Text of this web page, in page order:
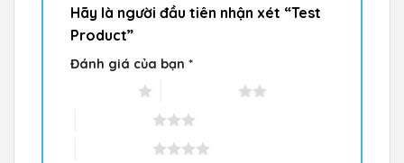
Hãy là người đầu tiên nhận xét “Test
Product”
Đánh giá của bạn *